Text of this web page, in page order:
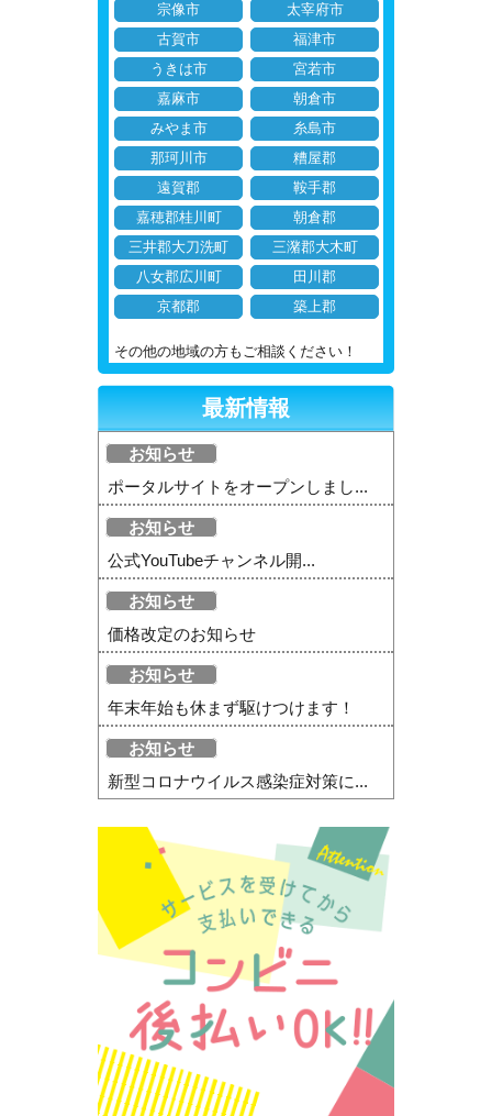
宗像市
太宰府市
古賀市
福津市
うきは市
宮若市
嘉麻市
朝倉市
みやま市
糸島市
那珂川市
糟屋郡
遠賀郡
鞍手郡
嘉穂郡桂川町
朝倉郡
三井郡大刀洗町
三潴郡大木町
八女郡広川町
田川郡
京都郡
築上郡
その他の地域の方もご相談ください！
最新情報
お知らせ
ポータルサイトをオープンしまし...
お知らせ
公式YouTubeチャンネル開...
お知らせ
価格改定のお知らせ
お知らせ
年末年始も休まず駆けつけます！
お知らせ
新型コロナウイルス感染症対策に...